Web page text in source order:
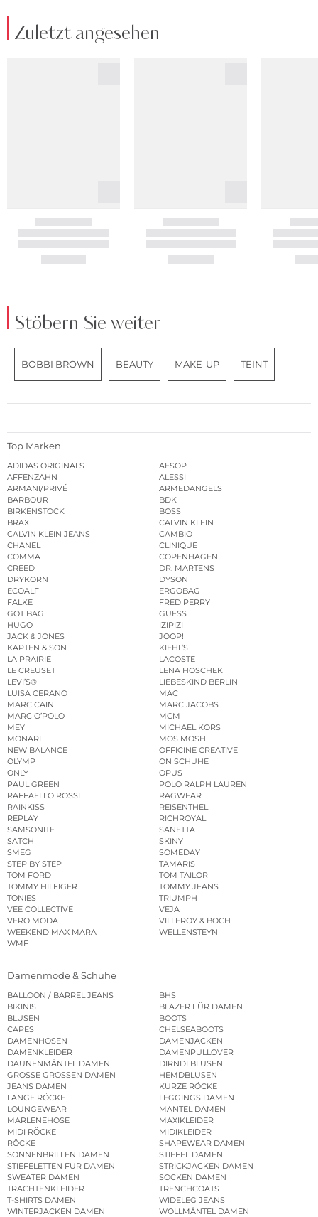
Zuletzt angesehen
Stöbern Sie weiter
BOBBI BROWN BEAUTY MAKE-UP TEINT
Top Marken
ADIDAS ORIGINALS
AESOP
AFFENZAHN
ALESSI
ARMANI/PRIVÉ
ARMEDANGELS
BARBOUR
BDK
BIRKENSTOCK
BOSS
BRAX
CALVIN KLEIN
CALVIN KLEIN JEANS
CAMBIO
CHANEL
CLINIQUE
COMMA
COPENHAGEN
CREED
DR. MARTENS
DRYKORN
DYSON
ECOALF
ERGOBAG
FALKE
FRED PERRY
GOT BAG
GUESS
HUGO
IZIPIZI
JACK & JONES
JOOP!
KAPTEN & SON
KIEHL’S
LA PRAIRIE
LACOSTE
LE CREUSET
LENA HOSCHEK
LEVI’S®
LIEBESKIND BERLIN
LUISA CERANO
MAC
MARC CAIN
MARC JACOBS
MARC O’POLO
MCM
MEY
MICHAEL KORS
MONARI
MOS MOSH
NEW BALANCE
OFFICINE CREATIVE
OLYMP
ON SCHUHE
ONLY
OPUS
PAUL GREEN
POLO RALPH LAUREN
RAFFAELLO ROSSI
RAGWEAR
RAINKISS
REISENTHEL
REPLAY
RICHROYAL
SAMSONITE
SANETTA
SATCH
SKINY
SMEG
SOMEDAY
STEP BY STEP
TAMARIS
TOM FORD
TOM TAILOR
TOMMY HILFIGER
TOMMY JEANS
TONIES
TRIUMPH
VEE COLLECTIVE
VEJA
VERO MODA
VILLEROY & BOCH
WEEKEND MAX MARA
WELLENSTEYN
WMF
Damenmode & Schuhe
BALLOON / BARREL JEANS
BHS
BIKINIS
BLAZER FÜR DAMEN
BLUSEN
BOOTS
CAPES
CHELSEABOOTS
DAMENHOSEN
DAMENJACKEN
DAMENKLEIDER
DAMENPULLOVER
DAUNENMÄNTEL DAMEN
DIRNDLBLUSEN
GROSSE GRÖSSEN DAMEN
HEMDBLUSEN
JEANS DAMEN
KURZE RÖCKE
LANGE RÖCKE
LEGGINGS DAMEN
LOUNGEWEAR
MÄNTEL DAMEN
MARLENEHOSE
MAXIKLEIDER
MIDI RÖCKE
MIDIKLEIDER
RÖCKE
SHAPEWEAR DAMEN
SONNENBRILLEN DAMEN
STIEFEL DAMEN
STIEFELETTEN FÜR DAMEN
STRICKJACKEN DAMEN
SWEATER DAMEN
SOCKEN DAMEN
TRACHTENKLEIDER
TRENCHCOATS
T-SHIRTS DAMEN
WIDELEG JEANS
WINTERJACKEN DAMEN
WOLLMÄNTEL DAMEN